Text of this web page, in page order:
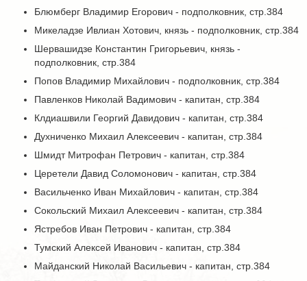
Блюмберг Владимир Егорович - подполковник, стр.384
Микеладзе Ивлиан Хотович, князь - подполковник, стр.384
Шервашидзе Константин Григорьевич, князь -
подполковник, стр.384
Попов Владимир Михайлович - подполковник, стр.384
Павленков Николай Вадимович - капитан, стр.384
Клдиашвили Георгий Давидович - капитан, стр.384
Духниченко Михаил Алексеевич - капитан, стр.384
Шмидт Митрофан Петрович - капитан, стр.384
Церетели Давид Соломонович - капитан, стр.384
Васильченко Иван Михайлович - капитан, стр.384
Сокольский Михаил Алексеевич - капитан, стр.384
Ястребов Иван Петрович - капитан, стр.384
Тумский Алексей Иванович - капитан, стр.384
Майданский Николай Васильевич - капитан, стр.384